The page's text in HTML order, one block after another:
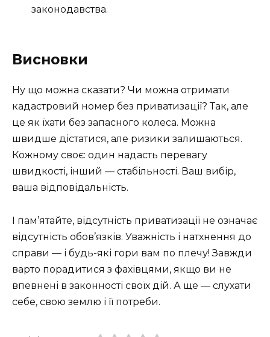
законодавства.
Висновки
Ну що можна сказати? Чи можна отримати
кадастровий номер без приватизації? Так, але
це як їхати без запасного колеса. Можна
швидше дістатися, але ризики залишаються.
Кожному своє: один надасть перевагу
швидкості, інший — стабільності. Ваш вибір,
ваша відповідальність.
І пам’ятайте, відсутність приватизації не означає
відсутність обов’язків. Уважність і натхнення до
справи — і будь-які гори вам по плечу! Завжди
варто порадитися з фахівцями, якщо ви не
впевнені в законності своїх дій. А ще — слухати
себе, свою землю і її потреби.